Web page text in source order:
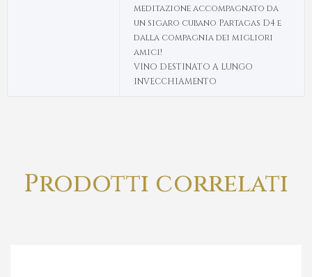
meditazione accompagnato da
un sigaro cubano Partagas D4 e
dalla compagnia dei migliori
amici!
VINO DESTINATO A LUNGO
INVECCHIAMENTO
Prodotti correlati